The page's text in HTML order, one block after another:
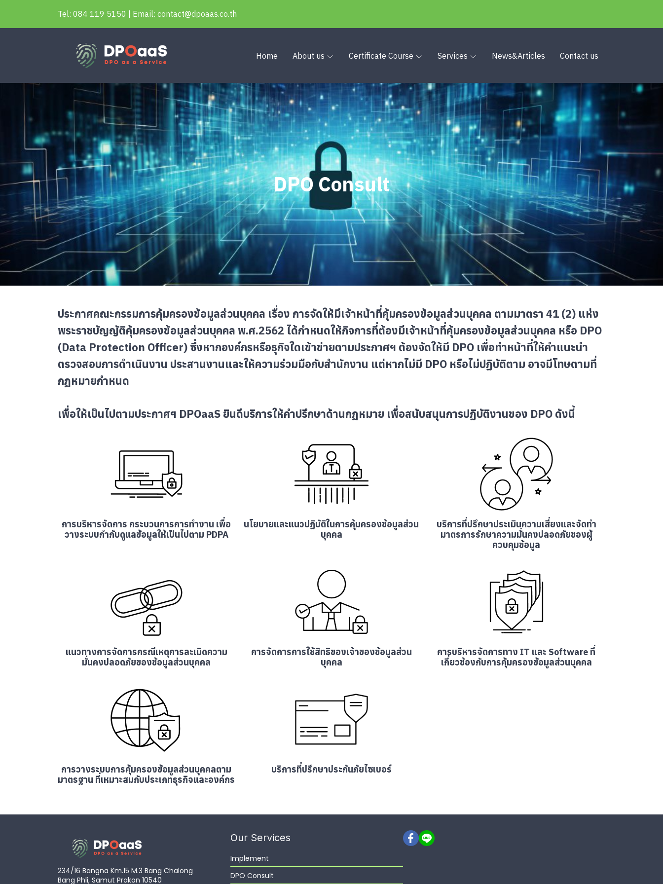
Tel: 084 119 5150 | Email: contact@dpoaas.co.th
Home About us Certificate Course Services News&Articles Contact us
DPO Consult
ประกาศคณะกรรมการคุ้มครองข้อมูลส่วนบุคคล เรื่อง การจัดให้มีเจ้าหน้าที่คุ้มครองข้อมูลส่วนบุคคล ตามมาตรา 41 (2) แห่ง
พระราชบัญญัติคุ้มครองข้อมูลส่วนบุคคล พ.ศ.2562 ได้กำหนดให้กิจการที่ต้องมีเจ้าหน้าที่คุ้มครองข้อมูลส่วนบุคคล หรือ DPO
(Data Protection Officer) ซึ่งหากองค์กรหรือธุกิจใดเข้าข่ายตามประกาศฯ ต้องจัดให้มี DPO เพื่อทำหน้าที่ให้คำแนะนำ
ตรวจสอบการดำเนินงาน ประสานงานและให้ความร่วมมือกับสำนักงาน แต่หากไม่มี DPO หรือไม่ปฏิบัติตาม อาจมีโทษตามที่
กฎหมายกำหนด
เพื่อให้เป็นไปตามประกาศฯ DPOaaS ยินดีบริการให้คำปรึกษาด้านกฎหมาย เพื่อสนับสนุนการปฏิบัติงานของ DPO ดังนี้
การบริหารจัดการ กระบวนการการทำงาน เพื่อ
วางระบบกำกับดูแลข้อมูลให้เป็นไปตาม PDPA
นโยบายและแนวปฏิบัติในการคุ้มครองข้อมูลส่วน
บุคคล
บริการที่ปรึกษาประเมินความเสี่ยงและจัดทำ
มาตรการรักษาความมั่นคงปลอดภัยของผู้
ควบคุมข้อมูล
แนวทางการจัดการกรณีเหตุการละเมิดความ
มั่นคงปลอดภัยของข้อมูลส่วนบุคคล
การจัดการการใช้สิทธิของเจ้าของข้อมูลส่วน
บุคคล
การบริหารจัดการทาง IT และ Software ที่
เกี่ยวข้องกับการคุ้มครองข้อมูลส่วนบุคคล
การวางระบบการคุ้มครองข้อมูลส่วนบุคคลตาม
มาตรฐาน ที่เหมาะสมกับประเภทธุรกิจและองค์กร
บริการที่ปรึกษาประกันภัยไซเบอร์
234/16 Bangna Km.15 M.3 Bang Chalong
Bang Phli, Samut Prakan 10540
Our Services
Implement
DPO Consult